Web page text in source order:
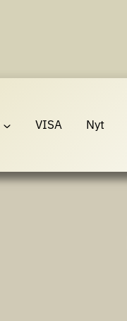
VISA Nyt